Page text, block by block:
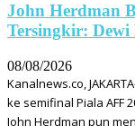
John Herdman
Tersingkir:
08/08/2026
Kanalnews.co,
ke semifinal Piala AFF
John Herdman pun